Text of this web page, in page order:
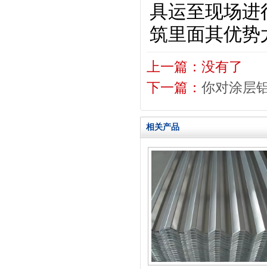
具运至现场
筑里面其优势
上一篇：没有了
下一篇： 你对涂层
相关产品